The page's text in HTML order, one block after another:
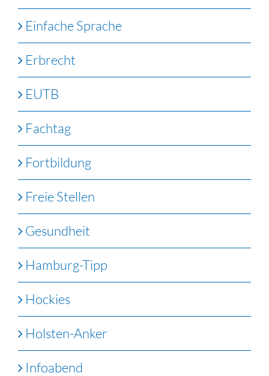
Einfache Sprache
Erbrecht
EUTB
Fachtag
Fortbildung
Freie Stellen
Gesundheit
Hamburg-Tipp
Hockies
Holsten-Anker
Infoabend